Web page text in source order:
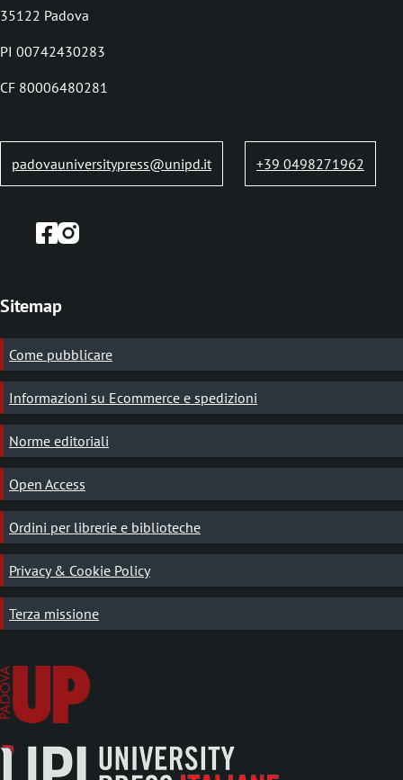
e
d
i
a
n
35122 Padova
PI 00742430283
CF 80006480281
padovauniversitypress@unipd.it +39 0498271962
Sitemap
Come pubblicare
Informazioni su Ecommerce e spedizioni
Norme editoriali
Open Access
Ordini per librerie e biblioteche
Privacy & Cookie Policy
Terza missione